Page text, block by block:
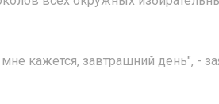
кажется, завтрашний день", -